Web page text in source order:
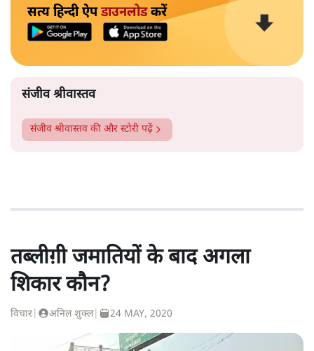
सत्य हिन्दी ऐपडाउनलोडकरें
संजीव श्रीवास्तव
संजीव श्रीवास्तव की और स्टोरी पढ़ें
तब्लीग़ी जमातियों के बाद अगला
शिकार कौन?
विचार अनिल शुक्ल| 24 MAY, 2020